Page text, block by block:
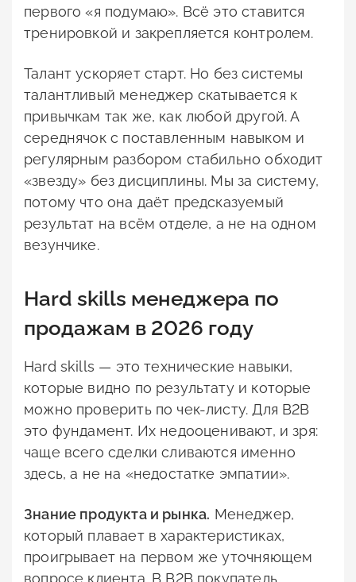
первого «я подумаю». Всё это ставится
тренировкой и закрепляется контролем.
Талант ускоряет старт. Но без системы
талантливый менеджер скатывается к
привычкам так же, как любой другой. А
середнячок с поставленным навыком и
регулярным разбором стабильно обходит
«звезду» без дисциплины. Мы за систему,
потому что она даёт предсказуемый
результат на всём отделе, а не на одном
везунчике.
Hard skills менеджера по
продажам в 2026 году
Hard skills — это технические навыки,
которые видно по результату и которые
можно проверить по чек-листу. Для B2B
это фундамент. Их недооценивают, и зря:
чаще всего сделки сливаются именно
здесь, а не на «недостатке эмпатии».
Знание продукта и рынка. Менеджер,
который плавает в характеристиках,
проигрывает на первом же уточняющем
вопросе клиента. В B2B покупатель